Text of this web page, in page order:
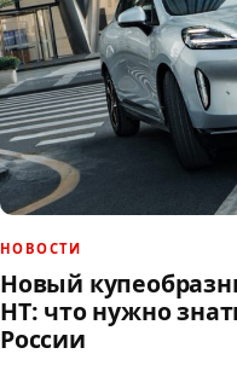
НОВОСТИ
Новый
HT: что нужно
России